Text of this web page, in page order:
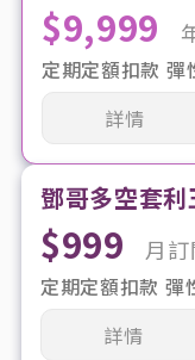
$9,999
定期定額扣款 彈
詳情
鄧哥多空套
$999 月訂
定期定額扣款 彈
詳情